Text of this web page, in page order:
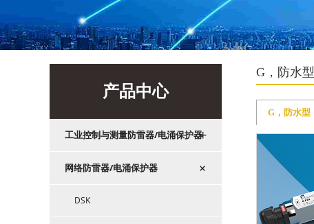
产品中心
工业控制与测量防雷器/电涌保护器+
网络防雷器/电涌保护器 +
DSK
G，防水型
G，防水型